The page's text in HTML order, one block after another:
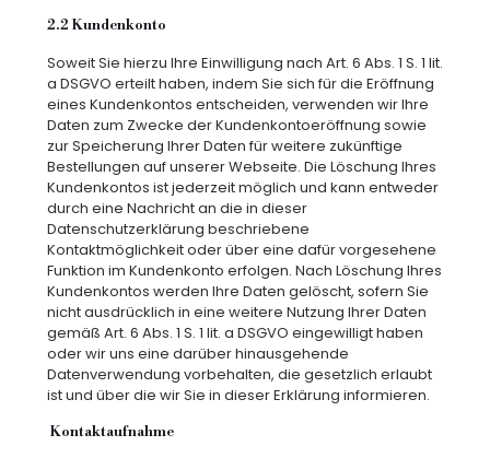
2.2 Kundenkonto
Soweit Sie hierzu Ihre Einwilligung nach Art. 6 Abs. 1 S. 1 lit.
a DSGVO erteilt haben, indem Sie sich für die Eröffnung
eines Kundenkontos entscheiden, verwenden wir Ihre
Daten zum Zwecke der Kundenkontoeröffnung sowie
zur Speicherung Ihrer Daten für weitere zukünftige
Bestellungen auf unserer Webseite. Die Löschung Ihres
Kundenkontos ist jederzeit möglich und kann entweder
durch eine Nachricht an die in dieser
Datenschutzerklärung beschriebene
Kontaktmöglichkeit oder über eine dafür vorgesehene
Funktion im Kundenkonto erfolgen. Nach Löschung Ihres
Kundenkontos werden Ihre Daten gelöscht, sofern Sie
nicht ausdrücklich in eine weitere Nutzung Ihrer Daten
gemäß Art. 6 Abs. 1 S. 1 lit. a DSGVO eingewilligt haben
oder wir uns eine darüber hinausgehende
Datenverwendung vorbehalten, die gesetzlich erlaubt
ist und über die wir Sie in dieser Erklärung informieren.
Kontaktaufnahme